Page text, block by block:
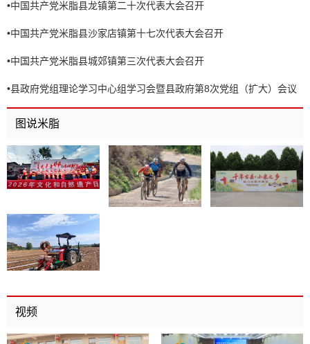
•中国共产党米脂县龙镇第二十次代表大会召开
•中国共产党米脂县沙家店镇第十七次代表大会召开
•中国共产党米脂县城郊镇第三次代表大会召开
•县政府党组理论学习中心组学习会暨县政府第8次党组（扩大）会议
召开
图说米脂
视频